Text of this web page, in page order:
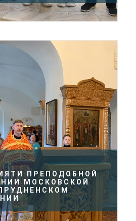
ПРЕПОДОБНОЙ
МОСКОВСКОЙ